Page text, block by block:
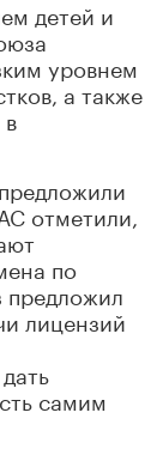
детей и
уровнем
а также
отметили,
по
лицензий
самим